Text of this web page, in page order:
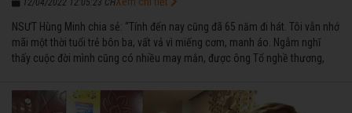
12/04/2022 12:05:23 CH
NSƯT Hùng Minh chia sẻ: “Tính đến nay cũng đã 65 năm đi hát. Tôi vẫn nhớ
mãi một thời tuổi trẻ bôn ba, vất vả vì miếng cơm, manh áo. Ngẫm nghĩ
thấy cuộc đời mình cũng có nhiều may mắn, được ông Tổ nghề thương,
ngược nhận được những cơ may để từng bước thành danh với nghiệp ca
diễn”.